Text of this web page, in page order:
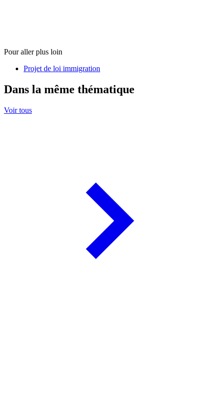
Pour aller plus loin
Projet de loi immigration
Dans la même thématique
Voir tous